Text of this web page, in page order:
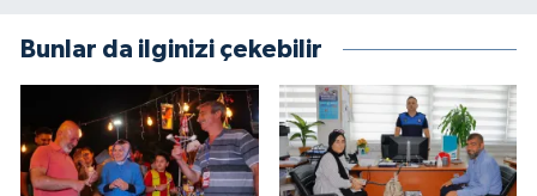
Bunlar da ilginizi çekebilir